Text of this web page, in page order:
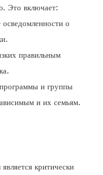
Это включает:
о
правильным
и группы
и их семьям.
критически